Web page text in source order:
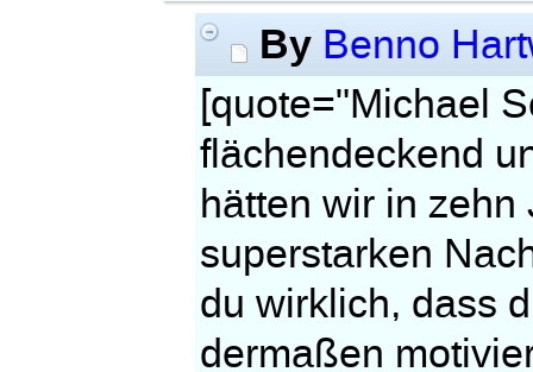
By Benno
[quote="Michael
flächendeckend
hätten wir in
superstarken
du wirklich, dass
dermaßen